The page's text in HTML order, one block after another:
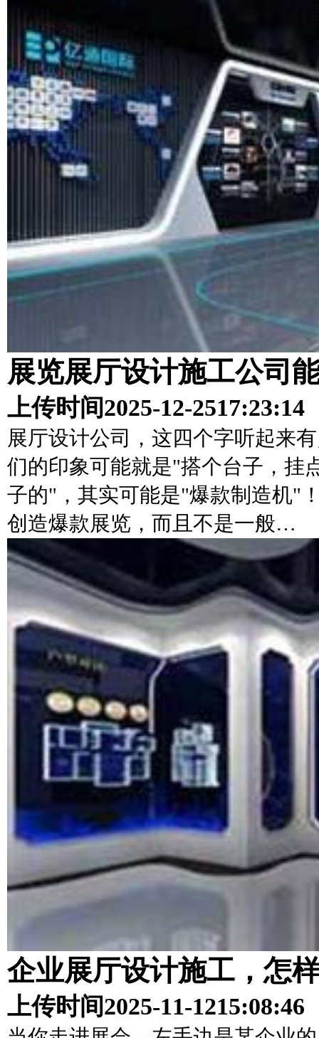
展览展厅设计施工公司
上传时间2025-12-2517:23:14
展厅设计公司，这四个字听起来
们的印象可能就是"搭个台子，挂
子的"，其实可能是"爆款制造机"
创造爆款展览，而且不是一般…
企业展厅设计施工，怎
上传时间2025-11-1215:08:46